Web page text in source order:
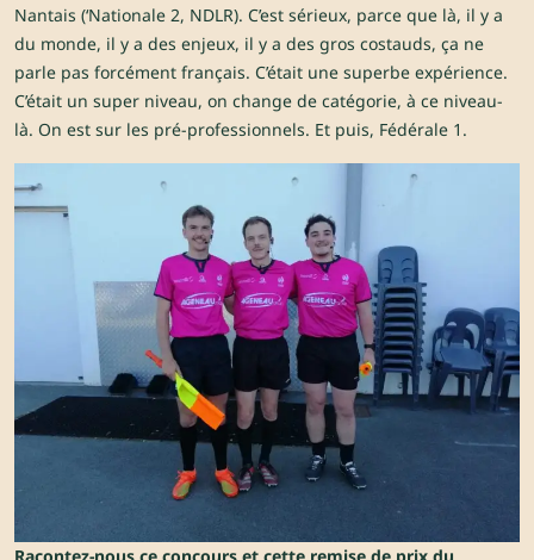
Nantais (‘Nationale 2, NDLR). C’est sérieux, parce que là, il y a
du monde, il y a des enjeux, il y a des gros costauds, ça ne
parle pas forcément français. C’était une superbe expérience.
C’était un super niveau, on change de catégorie, à ce niveau-
là. On est sur les pré-professionnels. Et puis, Fédérale 1.